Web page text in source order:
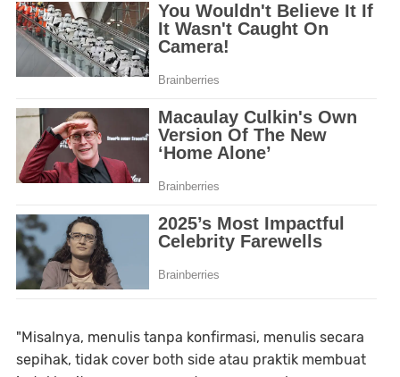
"Misalnya, menulis tanpa konfirmasi, menulis secara
sepihak, tidak cover both side atau praktik membuat